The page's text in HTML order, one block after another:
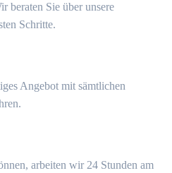
beraten Sie über unsere
Schritte.
Angebot mit sämtlichen
arbeiten wir 24 Stunden am